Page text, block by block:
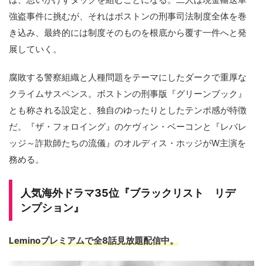
強盗事件に挑むが、それはボストンの刑事司法制度全体を巻
き込み、最終的には制度そのものを根底から覆す一件へと発
展していく。
腐敗する警察組織と人種問題をテーマにしたダークで重厚な
クライムサスペンス。ボストンの刑事版『グリーンブック』
とも称される設定と、独自のゆったりとしたテンポ感が特徴
だ。『ザ・フォロイング』のケヴィン・ベーコンと『レバレ
ッジ～詐欺師たちの流儀』のオルディス・ホッジがW主演を
務める。
人気海外ドラマ35位『ブラックリスト リデ
ンプション』
Leminoプレミアムで全8話見放題配信中。